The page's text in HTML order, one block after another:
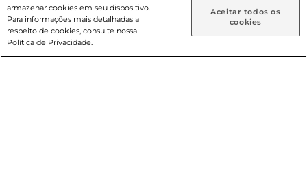
Entrega em casa Retire em Loja
© 2026 Copyright. Todos os direitos
reservados Prezunic.
armazenar cookies em seu dispositivo.
Para informações mais detalhadas a
respeito de cookies, consulte nossa
Política de Privacidade.
Aceitar todos os
cookies